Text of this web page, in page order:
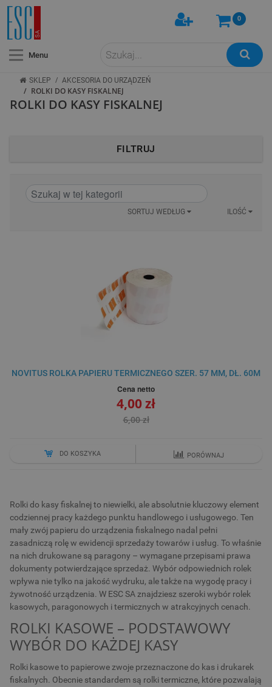
Menu
0
SKLEP / AKCESORIA DO URZĄDZEŃ
/ ROLKI DO KASY FISKALNEJ
FILTRUJ
ROLKI DO KASY FISKALNEJ
SORTUJ WEDŁUG ILOŚĆ
NOVITUS ROLKA PAPIERU TERMICZNEGO SZER. 57 MM, DŁ. 60M
Cena netto
4,00 zł
6,00 zł
DO KOSZYKA PORÓWNAJ
Rolki do kasy fiskalnej to niewielki, ale absolutnie kluczowy element
codziennej pracy każdego punktu handlowego i usługowego. Ten
mały zwój papieru do urządzenia fiskalnego nadal pełni
zasadniczą rolę w ewidencji sprzedaży towarów i usług. To właśnie
na nich drukowane są paragony – wymagane przepisami prawa
dokumenty potwierdzające sprzedaż. Wybór odpowiednich rolek
wpływa nie tylko na jakość wydruku, ale także na wygodę pracy i
żywotność urządzenia. W ESC SA znajdziesz szeroki wybór rolek
kasowych, paragonowych i termicznych w atrakcyjnych cenach.
ROLKI KASOWE – PODSTAWOWY
WYBÓR DO KAŻDEJ KASY
Rolki kasowe to papierowe zwoje przeznaczone do kas i drukarek
fiskalnych. Obecnie standardem są rolki termiczne, które pozwalają